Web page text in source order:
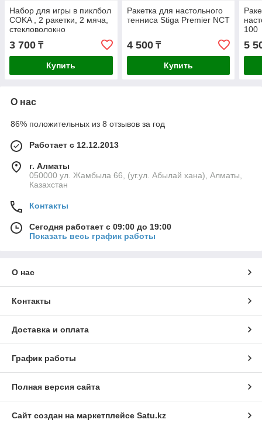
Набор для игры в пиклбол
COKA , 2 ракетки, 2 мяча,
стекловолокно
3 700 ₸
Купить
Ракетка для настольного
тенниса Stiga Premier NCT
4 500₸
Купить
100
5
О нас
86% положительных из 8 отзывов за год
Работает с 12.12.2013
г. Алматы
050000 ул. Жамбыла 66, (уг.ул. Абылай хана), Алматы,
Казахстан
Контакты
Сегодня работает с 09:00 до 19:00
Показать весь график работы
О нас
Контакты
Доставка и оплата
График работы
Полная версия сайта
Сайт создан на маркетплейсе Satu.kz